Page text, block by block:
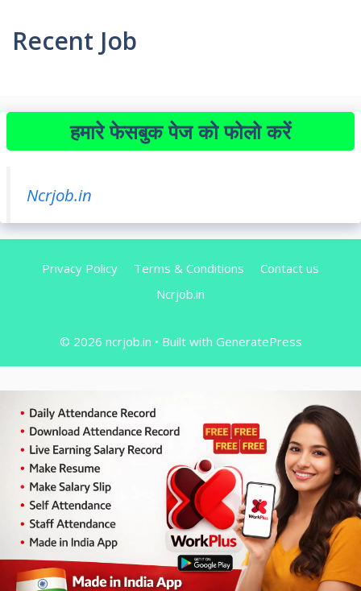
Recent Job
हमारे फेसबुक पेज को फोलो करें
Ncrjob.in
Privacy Policy Terms & Conditions
Contact us
Ncrjob.in
© 2026 ncrjob.in • Built with GeneratePress